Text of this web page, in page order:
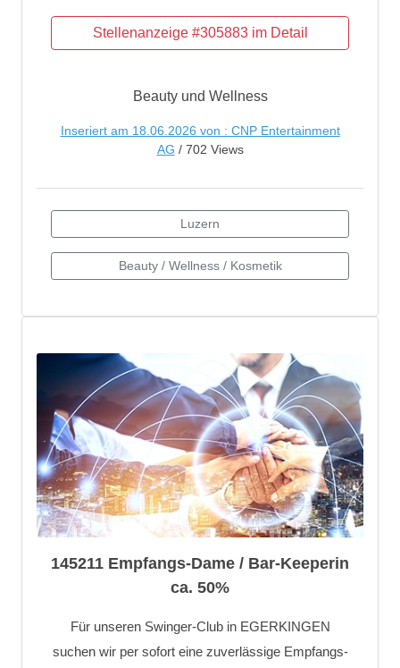
Beauty und Wellness
Inseriert am 18.06.2026 von : CNP Entertainment
AG / 702 Views
145211 Empfangs-Dame / Bar-Keeperin
ca. 50%
Für unseren Swinger-Club in EGERKINGEN
suchen wir per sofort eine zuverlässige Empfangs-